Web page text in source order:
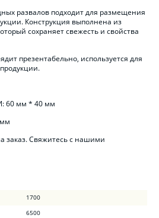
развалов подходит для размещения
Конструкция выполнена из
сохраняет свежесть и свойства
презентабельно, используется для
60 мм * 40 мм
заказ. Свяжитесь с нашими
1700
6500